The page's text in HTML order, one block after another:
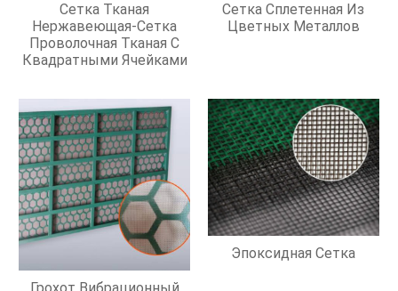
Сетка Тканая
Нержавеющая-Сетка
Проволочная Тканая С
Квадратными Ячейками
Сетка Сплетенная Из
Цветных Металлов
Эпоксидная Сетка